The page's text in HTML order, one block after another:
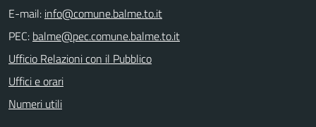
E-mail:
PEC:
Ufficio Relazioni con il Pubblico
Uffici e orari
Numeri utili